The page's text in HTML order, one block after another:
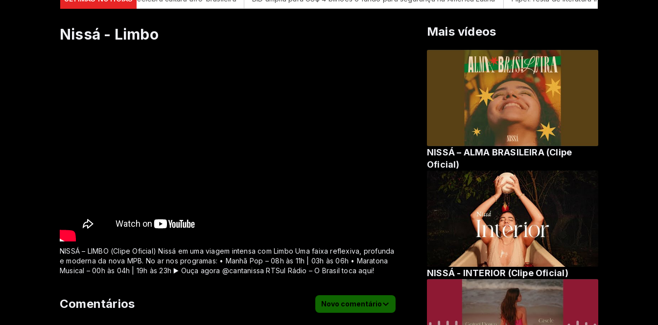
Nissá - Limbo Mais vídeos
NISSÁ – ALMA BRASILEIRA (Clipe
Oficial)
NISSÁ - INTERIOR (Clipe Oficial)
NISSÁ – LIMBO (Clipe Oficial) Nissá em uma viagem intensa com Limbo Uma faixa reflexiva, profunda
e moderna da nova MPB. No ar nos programas: • Manhã Pop – 08h às 11h | 03h às 06h • Maratona
Musical – 00h às 04h | 19h às 23h ▶️ Ouça agora @cantanissa RTSul Rádio – O Brasil toca aqui!
Comentários Novo comentário